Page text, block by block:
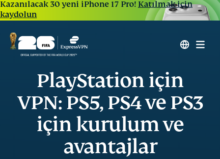
Kazanılacak 30 yeni iPhone 17 Pro! Katılmak için
kaydolun
PlayStation için
VPN: PS5, PS4 ve PS3
için kurulum ve
avantajlar